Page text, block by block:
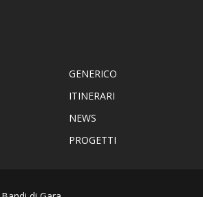
GENERICO
ITINERARI
NEWS
PROGETTI